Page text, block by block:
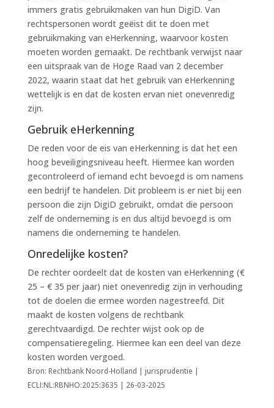
immers gratis gebruikmaken van hun DigiD. Van
rechtspersonen wordt geëist dit te doen met
gebruikmaking van eHerkenning, waarvoor kosten
moeten worden gemaakt. De rechtbank verwijst naar
een uitspraak van de Hoge Raad van 2 december
2022, waarin staat dat het gebruik van eHerkenning
wettelijk is en dat de kosten ervan niet onevenredig
zijn.
Gebruik eHerkenning
De reden voor de eis van eHerkenning is dat het een
hoog beveiligingsniveau heeft. Hiermee kan worden
gecontroleerd of iemand echt bevoegd is om namens
een bedrijf te handelen. Dit probleem is er niet bij een
persoon die zijn DigiD gebruikt, omdat die persoon
zelf de onderneming is en dus altijd bevoegd is om
namens die onderneming te handelen.
Onredelijke kosten?
De rechter oordeelt dat de kosten van eHerkenning (€
25 – € 35 per jaar) niet onevenredig zijn in verhouding
tot de doelen die ermee worden nagestreefd. Dit
maakt de kosten volgens de rechtbank
gerechtvaardigd. De rechter wijst ook op de
compensatieregeling. Hiermee kan een deel van deze
kosten worden vergoed.
Bron: Rechtbank Noord-Holland | jurisprudentie |
ECLI:NL:RBNHO:2025:3635 | 26-03-2025